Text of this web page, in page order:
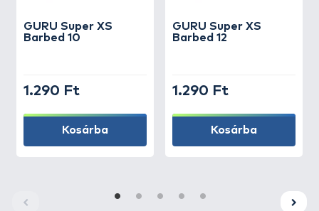
GURU Super XS
Barbed 10
1.290 Ft
Kosárba
GURU Super XS
Barbed 12
1.290 Ft
Kosárba